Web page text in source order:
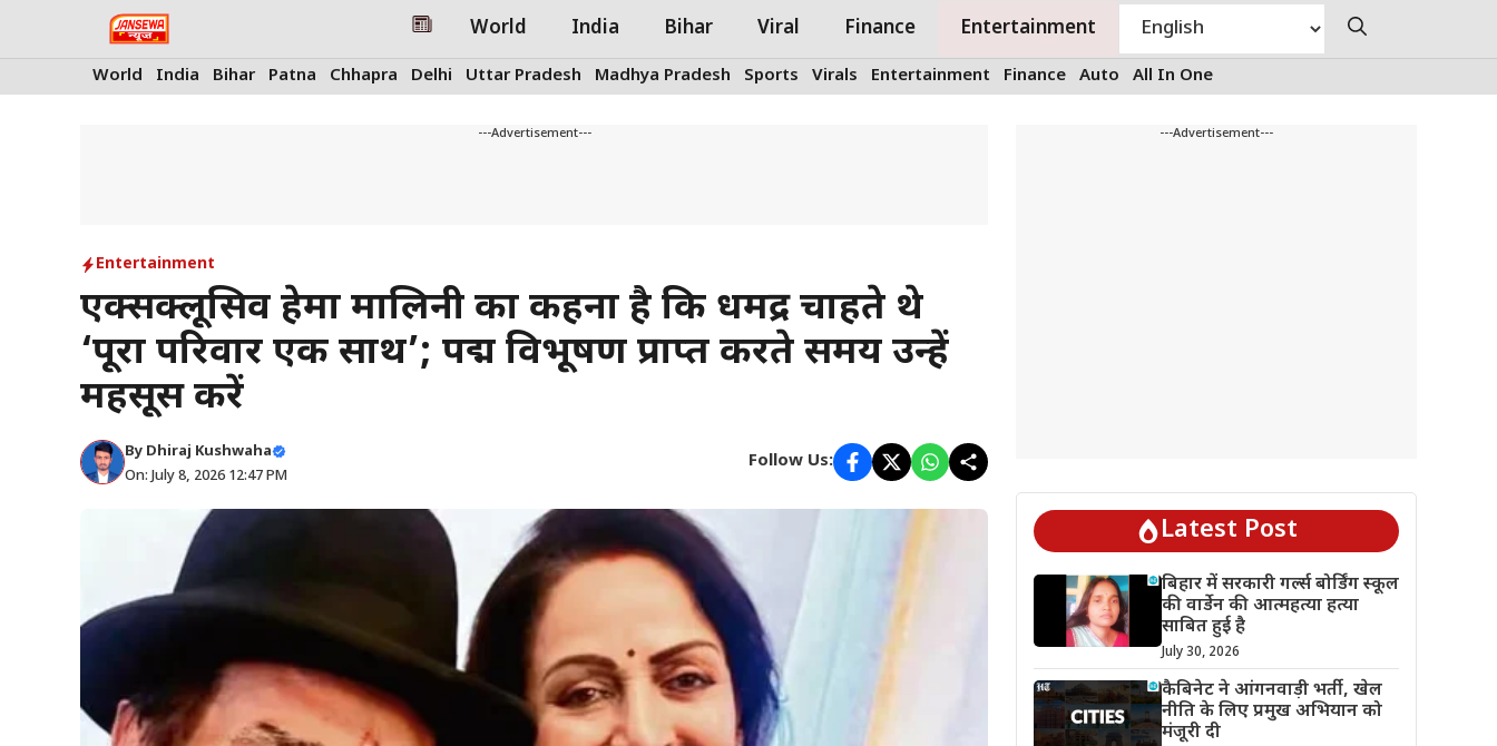
World India Bihar Viral Finance Entertainment
World India Bihar Patna Chhapra Delhi Uttar Pradesh Madhya Pradesh Sports Virals Entertainment Finance Auto All In One
---Advertisement---
Entertainment
एक्सक्लूसिव हेमा मालिनी का कहना है कि धर्मेंद्र चाहते थे
‘पूरा परिवार एक साथ’; पद्म विभूषण प्राप्त करते समय उन्हें
महसूस करें
By Dhiraj Kushwaha
On: July 8, 2026 12:47 PM
Follow Us:
---Advertisement---
Latest Post
बिहार में सरकारी गर्ल्स बोर्डिंग स्कूल
की वार्डेन की आत्महत्या हत्या
साबित हुई है
July 30, 2026
कैबिनेट ने आंगनवाड़ी भर्ती, खेल
नीति के लिए प्रमुख अभियान को
मंजूरी दी